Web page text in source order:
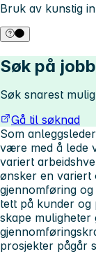
Bruk av kunstig
Søk på
Søk snarest mulig
Gå til søknad
Som
være med å lede
variert
ønsker en variert
gjennomføring
tett på kunder
skape muligheter
prosjekter pågår